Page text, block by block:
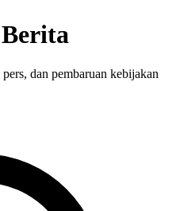
dan pembaruan kebijakan